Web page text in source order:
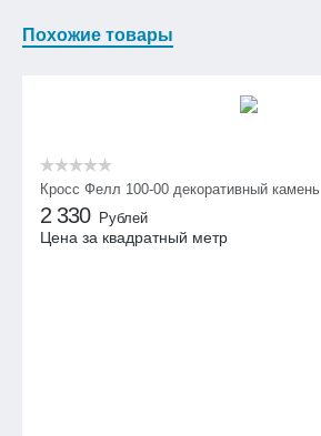
Похожие товары
Кросс Фелл 100-00 декоративный камень
2 330 Рублей
Цена за квадратный метр